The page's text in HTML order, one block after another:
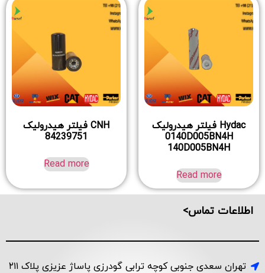
Hydac فیلتر هیدرولیک
0140D005BN4H
140D005BN4H
Read more
CNH فیلتر هیدرولیک
84239751
Read more
اطلاعات تماس>
تهران سعدی جنوبی کوچه ترابی گودرزی پاساژ عزیزی پلاک ۲۱۱